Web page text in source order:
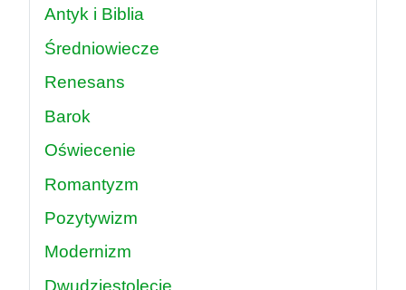
Antyk i Biblia
Średniowiecze
Renesans
Barok
Oświecenie
Romantyzm
Pozytywizm
Modernizm
Dwudziestolecie